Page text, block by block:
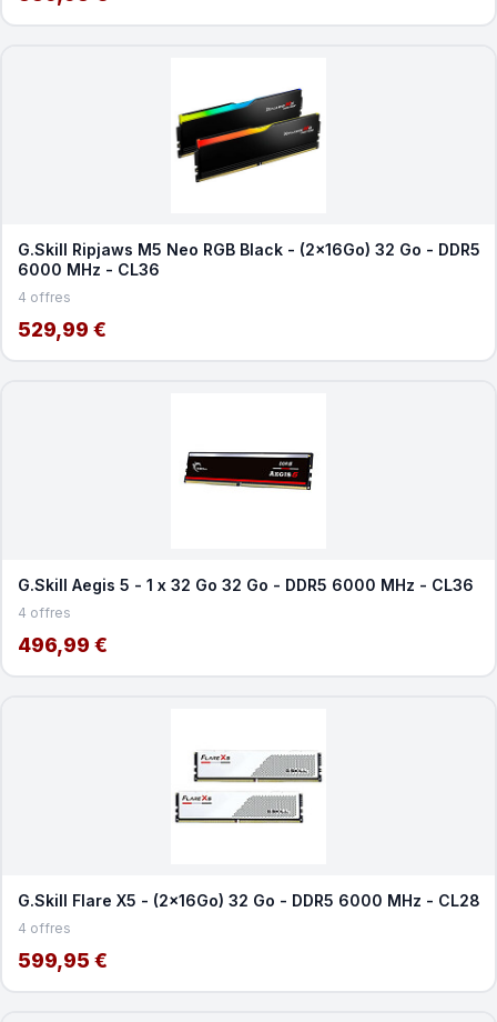
G.Skill Ripjaws M5 Neo RGB Black - (2x16Go) 32 Go - DDR5
6000 MHz - CL36
4 offres
529,99 €
G.Skill Aegis 5 - 1 x 32 Go 32 Go - DDR5 6000 MHz - CL36
4 offres
496,99 €
G.Skill Flare X5 - (2x16Go) 32 Go - DDR5 6000 MHz - CL28
4 offres
599,95 €